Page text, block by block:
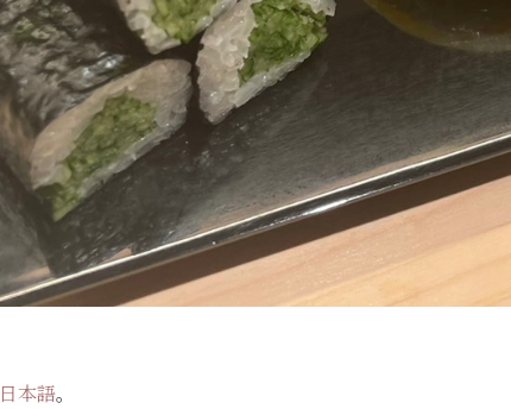
日本語。